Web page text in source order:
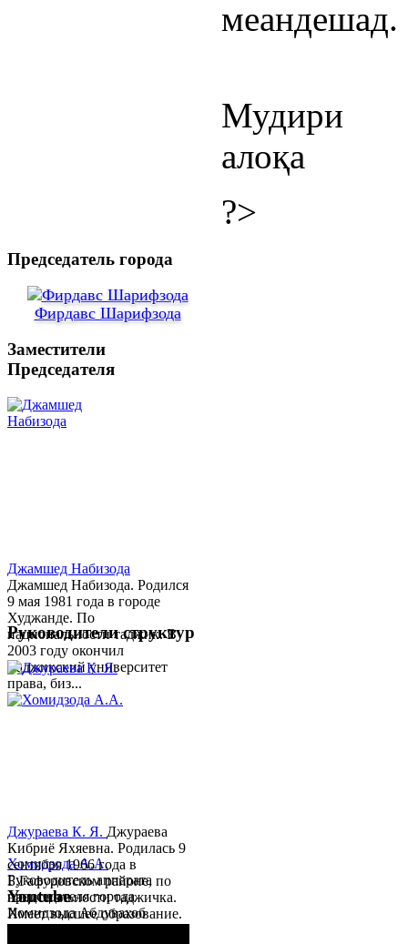
меандешад.
Мудири
алоқа
?>
Председатель города
Фирдавс Шарифзода
Заместители
Председателя
Джамшед Набизода
Джамшед Набизода. Родился
9 мая 1981 года в городе
Худжанде. По
национальности таджик. В
2003 году окончил
Таджикский университет
права, биз...
Хомидзода А.А.
Руководитель аппарата
председателя города
Хомидзода Абдувахоб
Абдумаджид родился 8
Руководители структур
Джураева К. Я. Джураева
Кибриё Яхяевна. Родилась 9
сентября 1966 года в
Б.Гафуровском районе, по
национальности таджичка.
Имеет высшее образование.
Youtube